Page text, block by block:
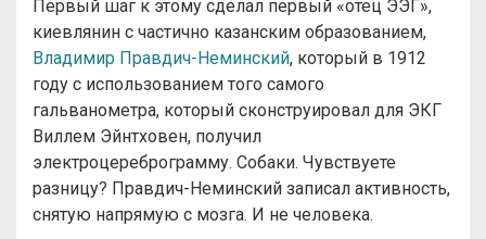
Первый шаг к этому сделал первый «отец ЭЭГ»,
киевлянин с частично казанским образованием,
Владимир Правдич-Неминский, который в 1912
году с использованием того самого
гальванометра, который сконструировал для ЭКГ
Виллем Эйнтховен, получил
электроцереброграмму. Собаки. Чувствуете
разницу? Правдич-Неминский записал активность,
снятую напрямую с мозга. И не человека.